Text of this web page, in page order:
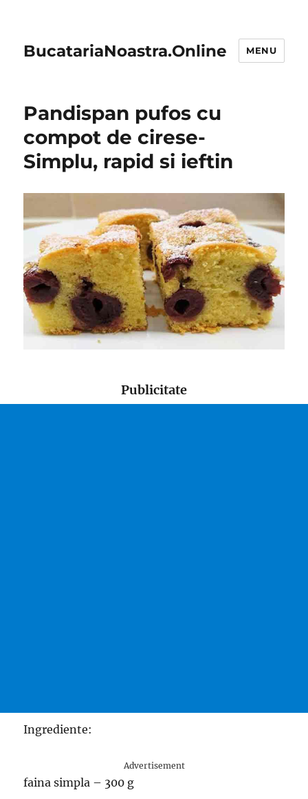
BucatariaNoastra.Online MENU
Pandispan pufos cu
compot de cirese-
Simplu, rapid si ieftin
Publicitate
Ingrediente:
Advertisement
faina simpla – 300 g